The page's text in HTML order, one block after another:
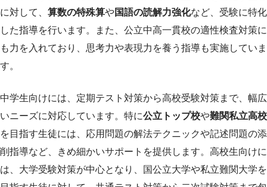
に対して、 算数の特殊算や国語の読解力強化など、受験に特化
した指導を行います。また、公立中高一貫校の適性検査対策に
も力を入れており、思考力や表現力を養う指導も実施していま
す。
中学生向けには、定期テスト対策から高校受験対策まで、幅広
いニーズに対応しています。特に公立トップ校や難関私立高校
を目指す生徒には、応用問題の解法テクニックや記述問題の添
削指導など、きめ細かいサポートを提供します。高校生向けに
は、大学受験対策が中心となり、国公立大学や私立難関大学を